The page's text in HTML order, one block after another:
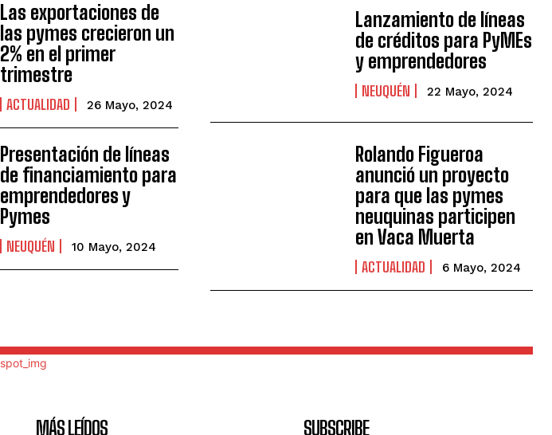
Las exportaciones de
las pymes crecieron un
2% en el primer
trimestre
ACTUALIDAD 26 Mayo, 2024
Lanzamiento de líneas
de créditos para PyMEs
y emprendedores
NEUQUÉN 22 Mayo, 2024
Presentación de líneas
de financiamiento para
emprendedores y
Pymes
NEUQUÉN 10 Mayo, 2024
Rolando Figueroa
anunció un proyecto
para que las pymes
neuquinas participen
en Vaca Muerta
ACTUALIDAD 6 Mayo, 2024
MÁS LEÍDOS SUBSCRIBE